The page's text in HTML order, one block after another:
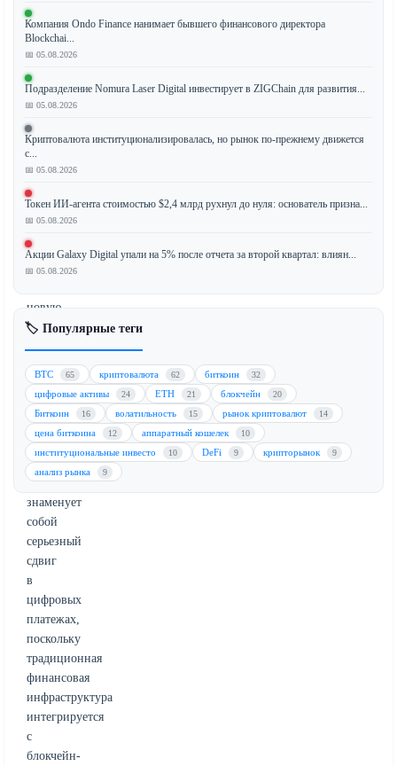
По
сообщениям,
платежные
гиганты
Stripe,
Visa
и
Mastercard
входят
в
ключевых
инвесторов,
новую
платформу
стейблкоинов,
которая
вскоре
будет
запущена.
Этот
стратегический
шаг
знаменует
собой
серьезный
сдвиг
в
цифровых
платежах,
поскольку
традиционная
финансовая
инфраструктура
интегрируется
с
блокчейн-
Компания Ondo Finance нанимает бывшего финансового директора
Blockchai...
📅 05.08.2026
Подразделение Nomura Laser Digital инвестирует в ZIGChain для развития...
📅 05.08.2026
Криптовалюта институционализировалась, но рынок по-прежнему движется
с...
📅 05.08.2026
Токен ИИ-агента стоимостью $2,4 млрд рухнул до нуля: основатель призна...
📅 05.08.2026
Акции Galaxy Digital упали на 5% после отчета за второй квартал: влиян...
📅 05.08.2026
🏷️ Популярные теги
BTC 65 криптовалюта 62 биткоин 32
цифровые активы 24 ETH 21 блокчейн 20
Биткоин 16 волатильность 15 рынок криптовалют 14
цена биткоина 12 аппаратный кошелек 10
институциональные инвесто 10 DeFi 9 крипторынок 9
анализ рынка 9